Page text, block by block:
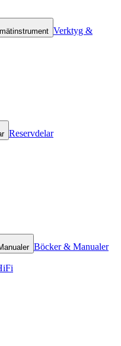
Verktyg &
Reservdelar
Böcker & Manualer